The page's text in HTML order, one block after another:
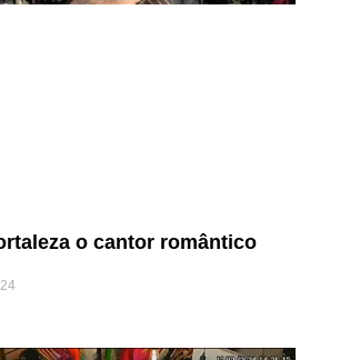
o cantor romântico